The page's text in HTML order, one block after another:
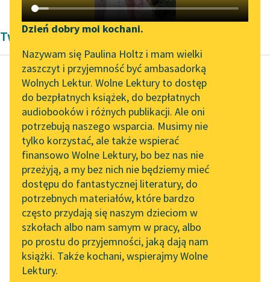
Katalog DAISY
Podkasty o książkach
Zgłoś brak utworu
Aktualności
Spotkanie z Katarzyną
Tunkiel w Oslo
Wolne Lektury na 32.
Pol’and’Rock Festivalu
„Kochanek Lady
Chatterley” do słuchania
na Wolnych Lekturach
Nowy audiobook –
„Marzenie o Oriencie”
Sophie Elkan
Kolekcja Nadwyraz.com x
Wolne Lektury – idealna na
Narzędzia
Mapa Wolnych Lektur
Leśmianator
Przewodnik dla piszących i
czytających
API
OAI-PMH
Widget Wolnych Lektur
Przypisy
Dzień dobry moi kochani.
Nazywam się Paulina Holtz i mam wielki
zaszczyt i przyjemność być ambasadorką
Wolnych Lektur. Wolne Lektury to dostęp
do bezpłatnych książek, do bezpłatnych
audiobooków i różnych publikacji. Ale oni
potrzebują naszego wsparcia. Musimy nie
tylko korzystać, ale także wspierać
finansowo Wolne Lektury, bo bez nas nie
przeżyją, a my bez nich nie będziemy mieć
dostępu do fantastycznej literatury, do
potrzebnych materiałów, które bardzo
często przydają się naszym dzieciom w
szkołach albo nam samym w pracy, albo
po prostu do przyjemności, jaką dają nam
książki. Także kochani, wspierajmy Wolne
Lektury.
Twórczość Zofii Żurakowskiej
Zofia Żurakowska
Pożegnanie domu
— Ja sobie w tym
miejscu postawię dom
— powiedziała Marta,
układając wokoło
siebie uzbierane w
lesie...
Czytaj więcej